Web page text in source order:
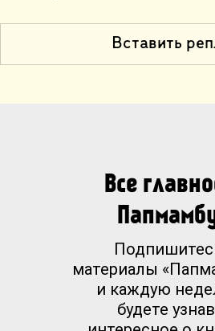
Вставить
Все
материалы
и каждую
будете